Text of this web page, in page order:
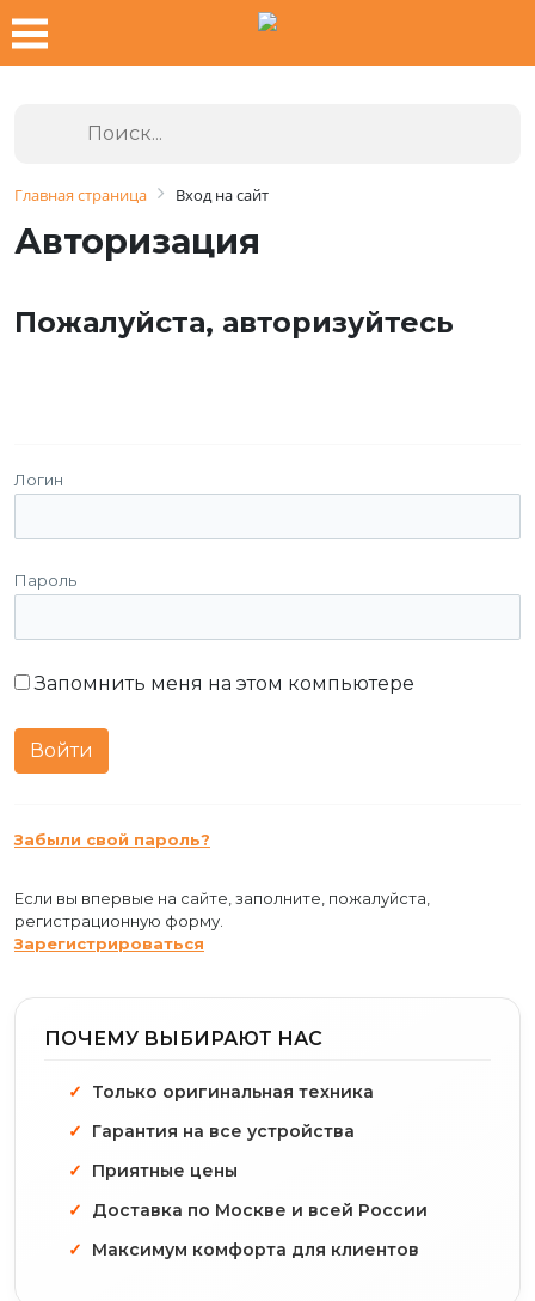
Главная страница Вход на сайт
Авторизация
Пожалуйста, авторизуйтесь
Логин
Пароль
Запомнить меня на этом компьютере
Забыли свой пароль?
Если вы впервые на сайте, заполните, пожалуйста,
регистрационную форму.
Зарегистрироваться
ПОЧЕМУ ВЫБИРАЮТ НАС
Только оригинальная техника
Гарантия на все устройства
Приятные цены
Доставка по Москве и всей России
Максимум комфорта для клиентов